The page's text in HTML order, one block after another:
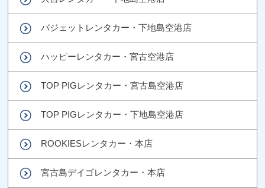
バジェットレンタカー・下地島空港店
ハッピーレンタカー・宮古空港店
TOP PIGレンタカー・宮古島空港店
TOP PIGレンタカー・下地島空港店
ROOKIESレンタカー・本店
宮古島デイゴレンタカー・本店